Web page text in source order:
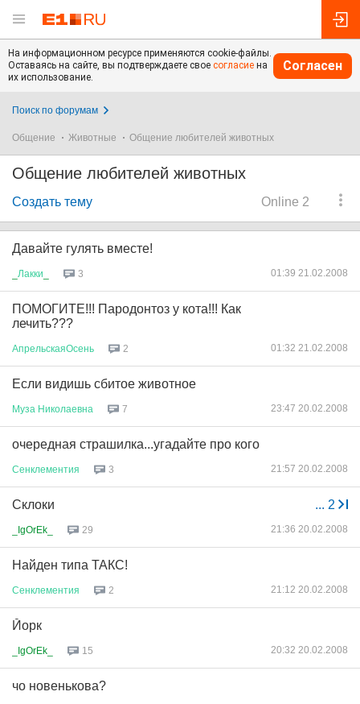
На информационном ресурсе применяются cookie-файлы.
Оставаясь на сайте, вы подтверждаете свое согласие на
их использование.
Согласен
Поиск по форумам
Общение Животные Общение любителей животных
Общение любителей животных
Online 2
Создать тему
Давайте гулять вместе!
Лакки 3 01:39 21.02.2008
ПОМОГИТЕ!!! Пародонтоз у кота!!! Как
лечить???
АпрельскаяОсень 2 01:32 21.02.2008
Если видишь сбитое животное
Муза Николаевна 7 23:47 20.02.2008
очередная страшилка...угадайте про кого
Сенклементия 3 21:57 20.02.2008
... 2
Склоки
_IgOrEk_ 29 21:36 20.02.2008
Найден типа ТАКС!
Сенклементия 2 21:12 20.02.2008
Йорк
_IgOrEk_ 15 20:32 20.02.2008
чо новенькова?